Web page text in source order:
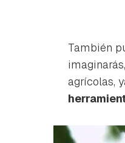
También
agrícolas,